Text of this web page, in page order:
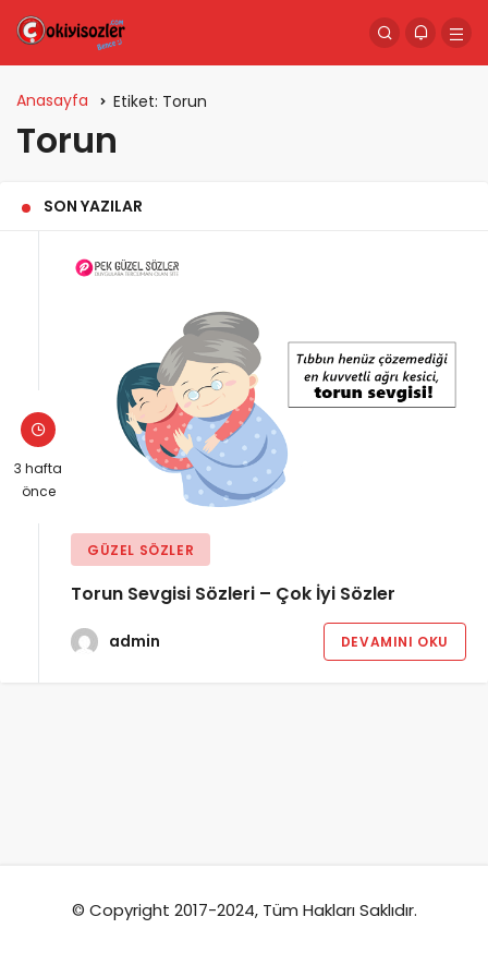
Anasayfa Etiket: Torun
Torun
SON YAZILAR
3 hafta
önce
GÜZEL SÖZLER
Torun Sevgisi Sözleri – Çok İyi Sözler
admin DEVAMINI OKU
© Copyright 2017-2024, Tüm Hakları Saklıdır.